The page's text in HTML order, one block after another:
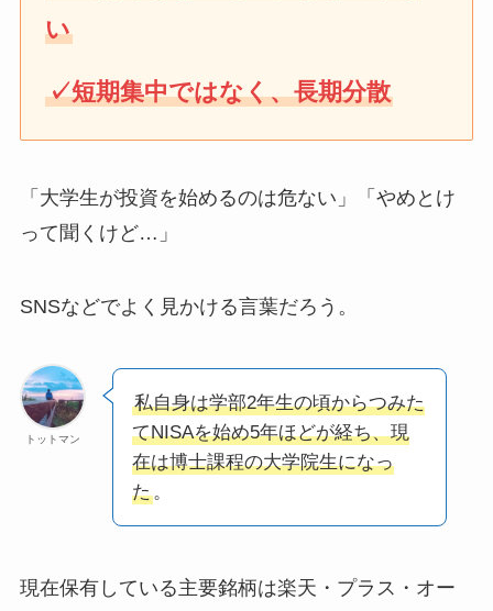
い
✓短期集中ではなく、長期分散
「大学生が投資を始めるのは危ない」「やめとけ
って聞くけど…」
SNSなどでよく見かける言葉だろう。
トットマン
私自身は学部2年生の頃からつみた
てNISAを始め5年ほどが経ち、現
在は博士課程の大学院生になっ
た。
現在保有している主要銘柄は楽天・プラス・オー